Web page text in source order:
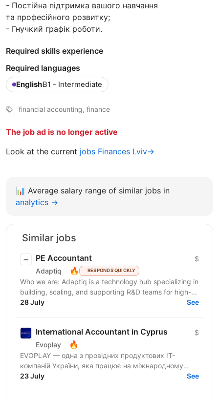
- Постійна підтримка вашого навчання
та професійного розвитку;
- Гнучкий графік роботи.
Required skills experience
Required languages
EnglishB1 - Intermediate
financial accounting, finance
The job ad is no longer active
Look at the current jobs Finances Lviv→
📊 Average salary range of similar jobs in
analytics →
Similar jobs
PE Accountant
Adaptiq 🔥 RESPONDS QUICKLY
$
Who we are: Adaptiq is a technology hub specializing in
building, scaling, and supporting R&D teams for high-
end, fast-growing product companies in a wide...
28 July See
International Accountant in Cyprus
Evoplay 🔥
$
EVOPLAY — одна з провідних продуктових IT-
компаній України, яка працює на міжнародному
ринку та створює комплексні B2B-рішення для
23 July See